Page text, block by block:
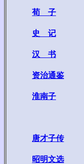
荀 子
史 记
汉 书
资治通鉴
淮南子
唐才子传
昭明文选